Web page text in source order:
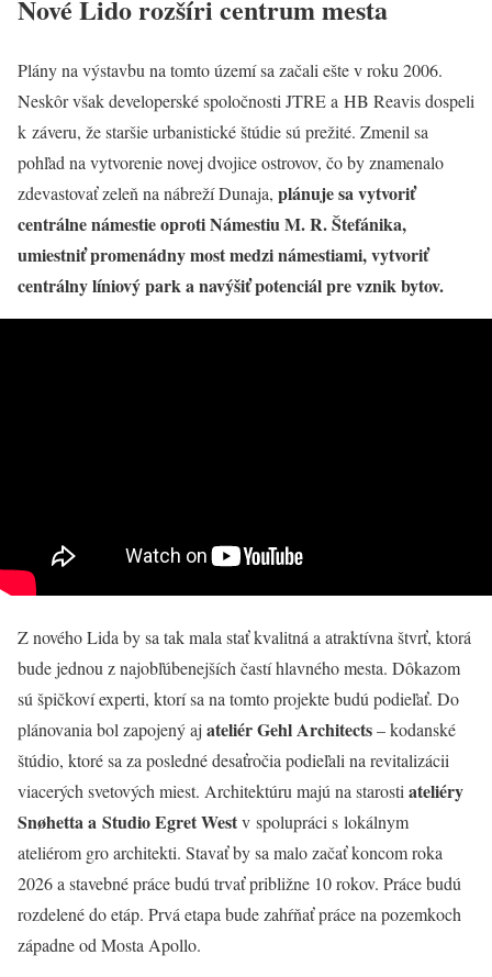
Nové Lido rozšíri centrum mesta
Plány na výstavbu na tomto území sa začali ešte v roku 2006.
Neskôr však developerské spoločnosti JTRE a HB Reavis dospeli
k záveru, že staršie urbanistické štúdie sú prežité. Zmenil sa
pohľad na vytvorenie novej dvojice ostrovov, čo by znamenalo
zdevastovať zeleň na nábreží Dunaja, plánuje sa vytvoriť
centrálne námestie oproti Námestiu M. R. Štefánika,
umiestniť promenádny most medzi námestiami, vytvoriť
centrálny líniový park a navýšiť potenciál pre vznik bytov.
Z nového Lida by sa tak mala stať kvalitná a atraktívna štvrť, ktorá
bude jednou z najobľúbenejších častí hlavného mesta. Dôkazom
sú špičkoví experti, ktorí sa na tomto projekte budú podieľať. Do
plánovania bol zapojený aj ateliér Gehl Architects– kodanské
štúdio, ktoré sa za posledné desaťročia podieľali na revitalizácii
viacerých svetových miest. Architektúru majú na starostiateliéry
Snøhetta a Studio Egret Westv spolupráci s lokálnym
ateliérom gro architekti. Stavať by sa malo začať koncom roka
2026 a stavebné práce budú trvať približne 10 rokov. Práce budú
rozdelené do etáp. Prvá etapa bude zahŕňať práce na pozemkoch
západne od Mosta Apollo.